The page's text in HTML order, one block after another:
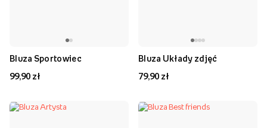
Bluza Sportowiec
99,90 zł
Bluza Układy zdjęć
79,90 zł